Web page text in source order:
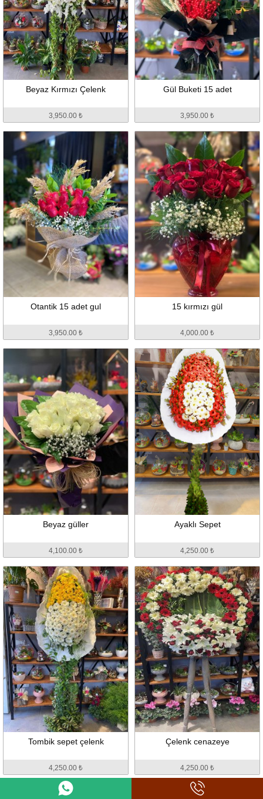
Beyaz Kırmızı Çelenk
3,950.00 ₺
Gül Buketi 15 adet
3,950.00 ₺
Otantik 15 adet gul
3,950.00 ₺
15 kırmızı gül
4,000.00 ₺
Beyaz güller
4,100.00 ₺
Ayaklı Sepet
4,250.00 ₺
Tombik sepet çelenk
4,250.00 ₺
Çelenk cenazeye
4,250.00 ₺